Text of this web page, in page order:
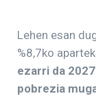
Lehen esan
%8,7ko
ezarri da
pobrezia